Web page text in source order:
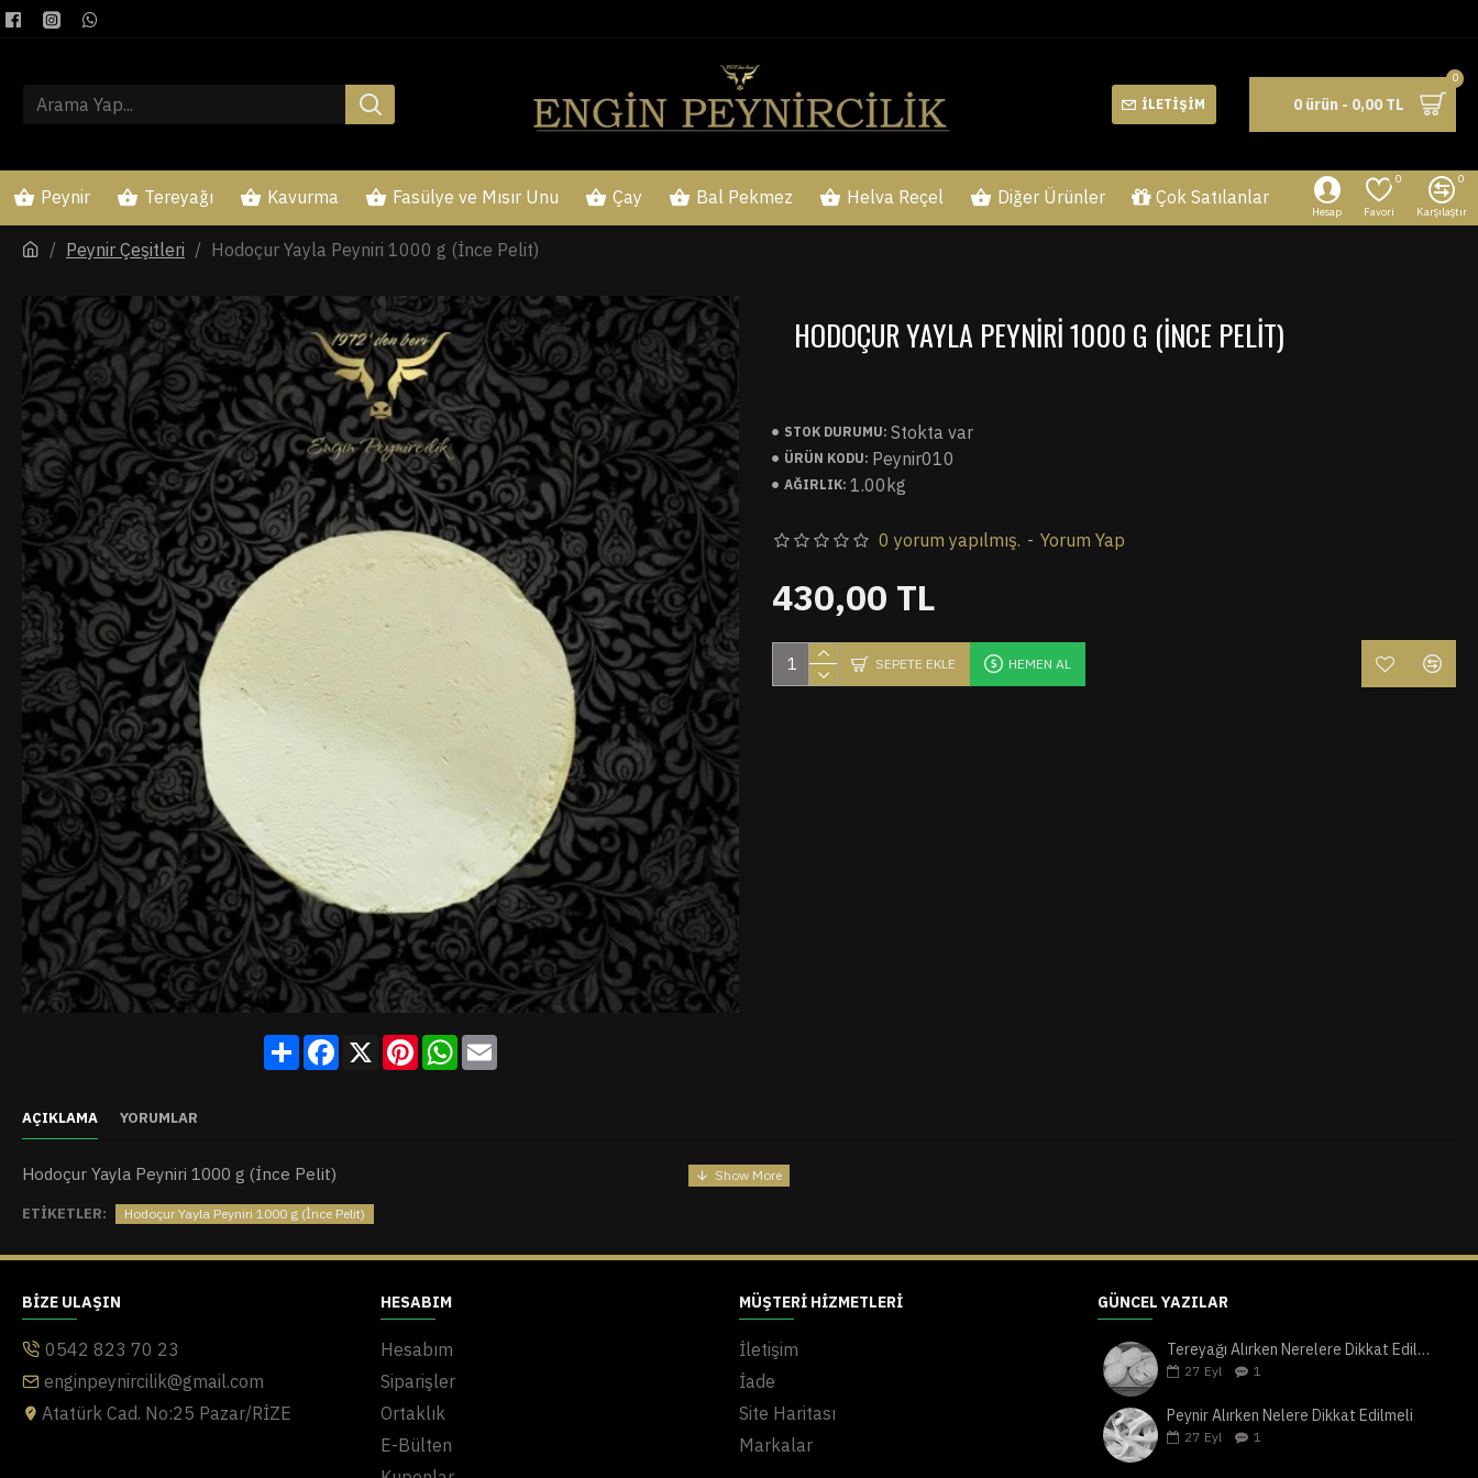
İLETIŞIM 0 ürün - 0,00 TL
0
Peynir Tereyağı Kavurma Fasülye ve Mısır Unu Çay Bal Pekmez Helva Reçel Diğer Ürünler Çok Satılanlar
Hesap Favori
0
Karşılaştır
0
Peynir Çeşitleri Hodoçur Yayla Peyniri 1000 g (İnce Pelit)
ShareFacebook
X PinterestWhatsApp
Email
HODOÇUR YAYLA PEYNIRI 1000 G (İNCE PELIT)
STOK DURUMU: Stokta var
ÜRÜN KODU: Peynir010
AĞIRLIK: 1.00kg
0 yorum yapılmış. - Yorum Yap
430,00 TL
SEPETE EKLE HEMEN AL
AÇIKLAMA YORUMLAR
Hodoçur Yayla Peyniri 1000 g (İnce Pelit)
ETIKETLER: Hodoçur Yayla Peyniri 1000 g (İnce Pelit)
BIZE ULAŞIN
0542 823 70 23
enginpeynircilik@gmail.com
Atatürk Cad. No:25 Pazar/RİZE
HESABIM
Hesabım
Siparişler
Ortaklık
E-Bülten
MÜŞTERI HIZMETLERI
İletişim
İade
Site Haritası
Markalar
GÜNCEL YAZILAR
Tereyağı Alırken Nerelere Dikkat Edilmeli
27 Eyl 1
Peynir Alırken Nelere Dikkat Edilmeli
27 Eyl 1